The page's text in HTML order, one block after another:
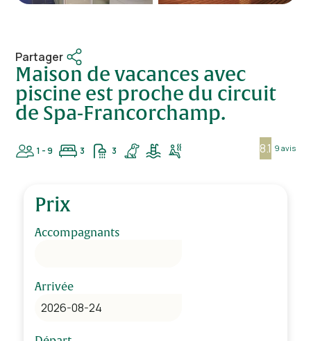
Partager
Maison de vacances avec
piscine est proche du circuit
de Spa-Francorchamp.
1 - 9 3 3 8.1 9 avis
Prix
Accompagnants
Arrivée